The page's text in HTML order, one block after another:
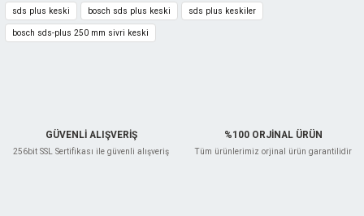
Bu ürüne benzer farklı alternatifler olmalı.
sds plus keski
bosch sds plus keski sds plus keskiler
bosch sds-plus 250 mm sivri keski
GÜVENLİ ALIŞVERİŞ
256bit SSL Sertifikası ile güvenli alışveriş
%100 ORJİNAL ÜRÜN
Tüm ürünlerimiz orjinal ürün garantilidir